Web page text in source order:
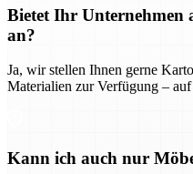
Bietet Ihr Unternehmen
an?
Ja, wir stellen Ihnen gerne
Materialien zur Verfügung –
Kann ich auch nur